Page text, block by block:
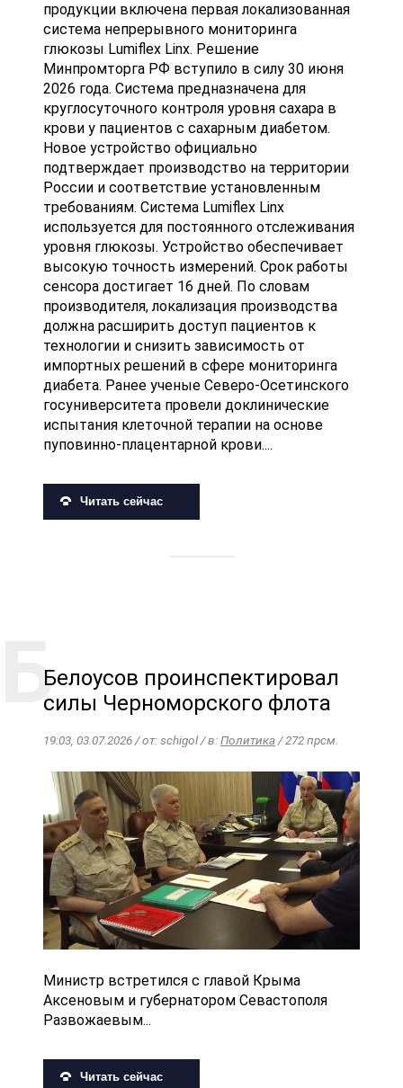
продукции включена первая локализованная
система непрерывного мониторинга
глюкозы Lumiflex Linx. Решение
Минпромторга РФ вступило в силу 30 июня
2026 года. Система предназначена для
круглосуточного контроля уровня сахара в
крови у пациентов с сахарным диабетом.
Новое устройство официально
подтверждает производство на территории
России и соответствие установленным
требованиям. Система Lumiflex Linx
используется для постоянного отслеживания
уровня глюкозы. Устройство обеспечивает
высокую точность измерений. Срок работы
сенсора достигает 16 дней. По словам
производителя, локализация производства
должна расширить доступ пациентов к
технологии и снизить зависимость от
импортных решений в сфере мониторинга
диабета. Ранее ученые Северо-Осетинского
госуниверситета провели доклинические
испытания клеточной терапии на основе
пуповинно-плацентарной крови....
Читать сейчас
Белоусов проинспектировал
силы Черноморского флота
19:03, 03.07.2026 / от: schigol / в:Политика/ 272 прсм.
Министр встретился с главой Крыма
Аксеновым и губернатором Севастополя
Развожаевым...
Читать сейчас